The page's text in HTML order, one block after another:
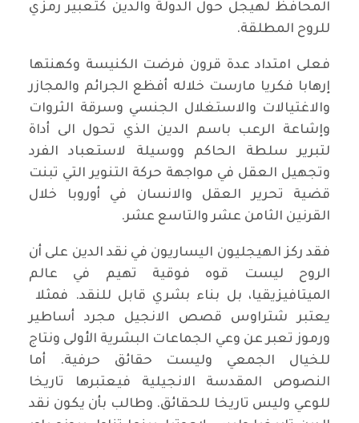
المحافظ لهيجل حول الدولة والدين كتعبير رمزي
للروح المطلقة.
فعلى امتداد عدة قرون فرضت الكنيسة وكهنتها
إرهابا فكريا مارست خلاله أفظع الجرائم والمجازر
والاغتيالات والاستغلال الجنسي وسرقة الثروات
وإشاعة الرعب باسم الدين الذي تحول الى أداة
لتبرير سلطة الحاكم ووسيلة لاستعباد الفرد
وتجهيل العقل في مواجهة حركة التنوير التي تبنت
قضية تحرير العقل والانسان في أوروبا خلال
القرنين الثامن عشر والتاسع عشر.
فقد ركز الهيجليون اليساريون في نقد الدين على أن
الروح ليست قوه فوقية تهيم في عالم
الميتافيزيقيا، بل بناء بشري قابل للنقد. فمثلا
يعتبر شتراوس قصص الانجيل مجرد أساطير
ورموز تعبر عن وعي الجماعات البشرية الأولى ونتاج
للخيال الجمعي وليست حقائق حرفية. أما
النصوص المقدسة الانجيلية فيعتبرها تاريخا
للوعي وليس تاريخا للحقائق. وطالب بأن يكون نقد